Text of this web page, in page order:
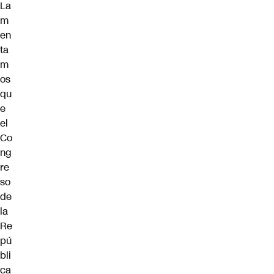
La
m
en
ta
m
os
qu
e
el
Co
ng
re
so
de
la
Re
pú
bli
ca